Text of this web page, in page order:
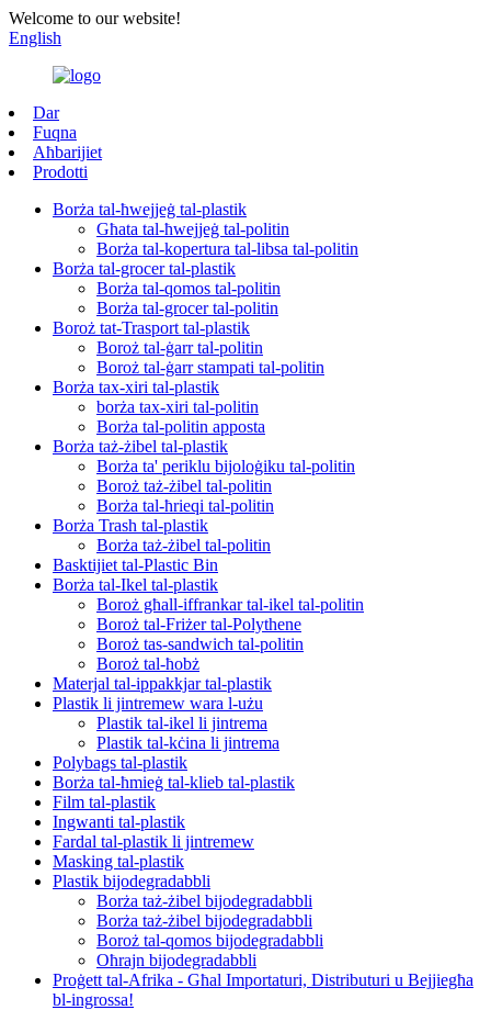
Welcome to our website!
English
Dar
Fuqna
Aħbarijiet
Prodotti
Borża tal-ħwejjeġ tal-plastik
Għata tal-ħwejjeġ tal-politin
Borża tal-kopertura tal-libsa tal-politin
Borża tal-grocer tal-plastik
Borża tal-qomos tal-politin
Borża tal-grocer tal-politin
Boroż tat-Trasport tal-plastik
Boroż tal-ġarr tal-politin
Boroż tal-ġarr stampati tal-politin
Borża tax-xiri tal-plastik
borża tax-xiri tal-politin
Borża tal-politin apposta
Borża taż-żibel tal-plastik
Borża ta' periklu bijoloġiku tal-politin
Boroż taż-żibel tal-politin
Borża tal-ħrieqi tal-politin
Borża Trash tal-plastik
Borża taż-żibel tal-politin
Basktijiet tal-Plastic Bin
Borża tal-Ikel tal-plastik
Boroż għall-iffrankar tal-ikel tal-politin
Boroż tal-Friżer tal-Polythene
Boroż tas-sandwich tal-politin
Boroż tal-ħobż
Materjal tal-ippakkjar tal-plastik
Plastik li jintremew wara l-użu
Plastik tal-ikel li jintrema
Plastik tal-kċina li jintrema
Polybags tal-plastik
Borża tal-ħmieġ tal-klieb tal-plastik
Film tal-plastik
Ingwanti tal-plastik
Fardal tal-plastik li jintremew
Masking tal-plastik
Plastik bijodegradabbli
Borża taż-żibel bijodegradabbli
Borża taż-żibel bijodegradabbli
Boroż tal-qomos bijodegradabbli
Oħrajn bijodegradabbli
Proġett tal-Afrika - Għal Importaturi, Distributuri u Bejjiegħa
bl-ingrossa!